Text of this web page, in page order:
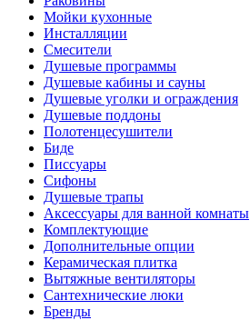
Мойки кухонные
Инсталляции
Смесители
Душевые программы
Душевые кабины и сауны
Душевые уголки и ограждения
Душевые поддоны
Полотенцесушители
Биде
Писсуары
Сифоны
Душевые трапы
Аксессуары для ванной комнаты
Комплектующие
Дополнительные опции
Керамическая плитка
Вытяжные вентиляторы
Сантехнические люки
Бренды